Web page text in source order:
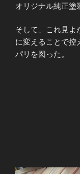
オリジナル純正塗
そして、これ見よ
に変えることで控
パリを図った。